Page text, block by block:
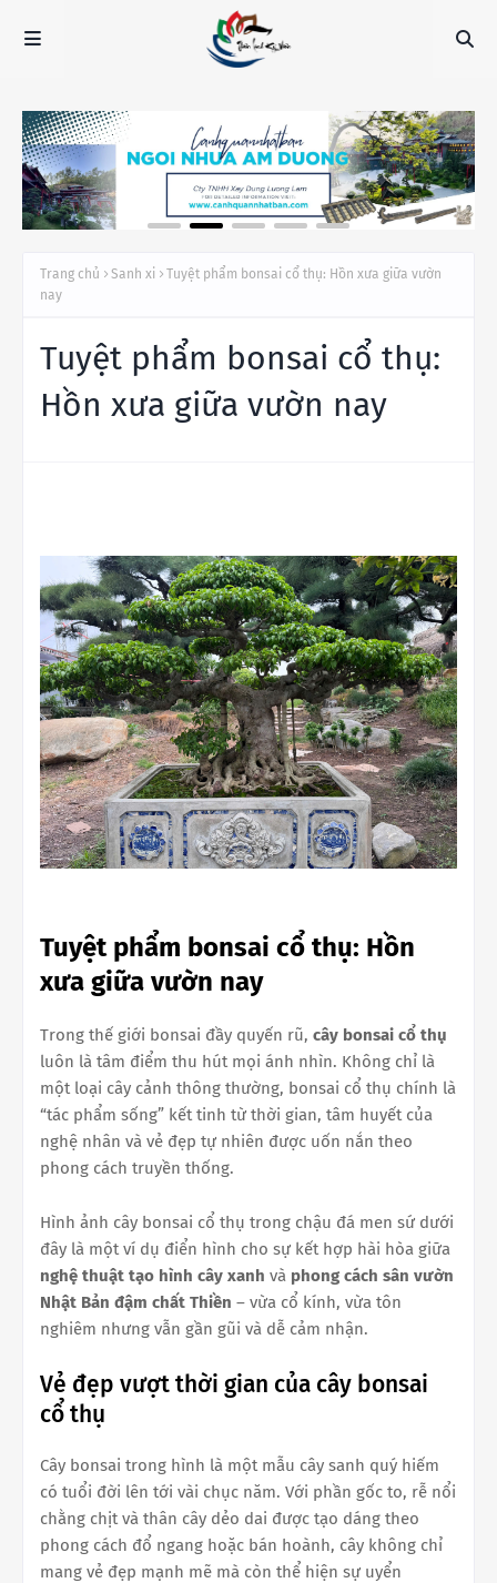
Trang chủ Sanh xi
Tuyệt phẩm bonsai cổ thụ: Hồn xưa giữa vườn
nay
Tuyệt phẩm bonsai cổ thụ:
Hồn xưa giữa vườn nay
Tuyệt phẩm bonsai cổ thụ: Hồn
xưa giữa vườn nay
Trong thế giới bonsai đầy quyến rũ, cây bonsai cổ thụ
luôn là tâm điểm thu hút mọi ánh nhìn. Không chỉ là
một loại cây cảnh thông thường, bonsai cổ thụ chính là
“tác phẩm sống” kết tinh từ thời gian, tâm huyết của
nghệ nhân và vẻ đẹp tự nhiên được uốn nắn theo
phong cách truyền thống.
Hình ảnh cây bonsai cổ thụ trong chậu đá men sứ dưới
đây là một ví dụ điển hình cho sự kết hợp hài hòa giữa
nghệ thuật tạo hình cây xanh và phong cách sân vườn
Nhật Bản đậm chất Thiền – vừa cổ kính, vừa tôn
nghiêm nhưng vẫn gần gũi và dễ cảm nhận.
Vẻ đẹp vượt thời gian của cây bonsai
cổ thụ
Cây bonsai trong hình là một mẫu cây sanh quý hiếm
có tuổi đời lên tới vài chục năm. Với phần gốc to, rễ nổi
chằng chịt và thân cây dẻo dai được tạo dáng theo
phong cách đổ ngang hoặc bán hoành, cây không chỉ
mang vẻ đẹp mạnh mẽ mà còn thể hiện sự uyển